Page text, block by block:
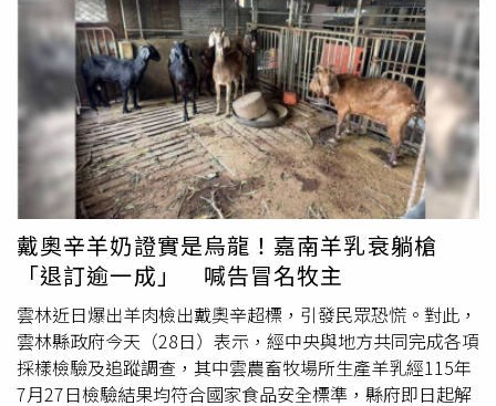
須等待主管機關複驗結果，才能進一步釐清實際情況。消保
協會呼籲，民眾購買新鮮麵條時，可留意產品外觀及保存狀
況，若麵條顏色異常偏白、散發刺鼻氣味，或在室溫下放置
許久仍不易變質，都應提高警覺，並盡量選擇來源清楚、保
存條件完善的產品，以降低食品安全風險。
遊樂設施，從活動外觀、消費者使用目的可研判，被害者與
八仙樂園成立消費關係。合議庭認定，既然成立消費關係，
八仙樂園對於彩色派對的場地就應確保安全，可讓派對參與
者依據當時科技、專業水準合理期待參加活動不至於發生異
常危險。高院查出，事發水池沒取得使用執照，也沒有安檢
合格證明，等於是違建，甚至這座違建的水池位在八仙樂園
執照核准範圍以外，根本不可以在那邊營業，八仙公司卻出
租給呂忠吉的公司辦活動賺錢，將水池抽乾當舞池，在低
漥、半封閉的地形噴噴灑色粉又遇到燈泡高溫表面引燃，進
而引發連環爆燃，大幅增加派對參與者的生命與身體健康受
到侵害的風險，因此八仙樂園提供場地和塵爆意外有因果關
係。二審法官批評八仙樂園，如果有遵守規定，不把營業執
照核准範圍以外的區域出租，這場慘劇就不會發生。高院判
決八仙公司與負責人陳慧穎應連帶賠償1億3648萬8894元，
另外還有懲罰性賠償金7837萬7923元。至於呂忠吉、玩色
戴奧辛羊奶證實是烏龍！嘉南羊乳衰躺槍
「退訂逾一成」 喊告冒名牧主
雲林近日爆出羊肉檢出戴奧辛超標，引發民眾恐慌。對此，
雲林縣政府今天（28日）表示，經中央與地方共同完成各項
採樣檢驗及追蹤調查，其中雲農畜牧場所生產羊乳經115年
7月27日檢驗結果均符合國家食品安全標準，縣府即日起解